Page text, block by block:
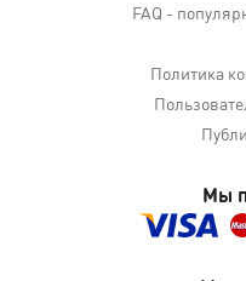
FAQ -
Политика
Мы